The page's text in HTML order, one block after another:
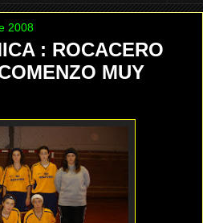
2008
: ROCACERO
MUY